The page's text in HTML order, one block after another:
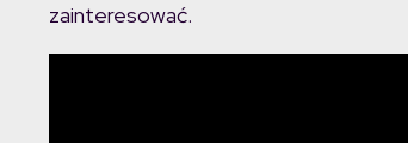
zainteresować.